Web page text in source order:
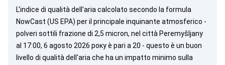
L'indice di qualità dell'aria calcolato secondo la formula
NowCast (US EPA) per il principale inquinante atmosferico -
polveri sottili frazione di 2,5 micron, nel città Peremyšljany
al 17:00, 6 agosto 2026 року è pari a 20 - questo è un buon
livello di qualità dell'aria che ha un impatto minimo sulla